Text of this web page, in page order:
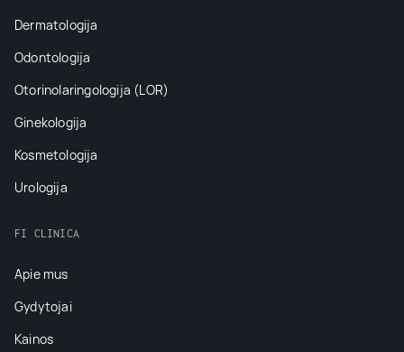
Dermatologija
Odontologija
Otorinolaringologija (LOR)
Ginekologija
Kosmetologija
Urologija
FI CLINICA
Apie mus
Gydytojai
Kainos